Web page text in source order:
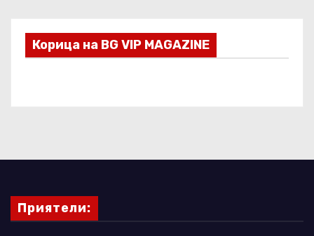
Корица на BG VIP MAGAZINE
Приятели: